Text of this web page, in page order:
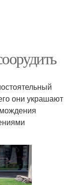
они украшают